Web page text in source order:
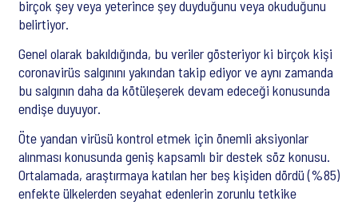
birçok şey veya yeterince şey duyduğunu veya okuduğunu
belirtiyor.
Genel olarak bakıldığında, bu veriler gösteriyor ki birçok kişi
coronavirüs salgınını yakından takip ediyor ve aynı zamanda
bu salgının daha da kötüleşerek devam edeceği konusunda
endişe duyuyor.
Öte yandan virüsü kontrol etmek için önemli aksiyonlar
alınması konusunda geniş kapsamlı bir destek söz konusu.
Ortalamada, araştırmaya katılan her beş kişiden dördü (%85)
enfekte ülkelerden seyahat edenlerin zorunlu tetkike